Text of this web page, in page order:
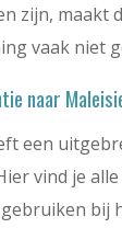
zijn, maakt
vaak niet
naar
een
vind je
bij